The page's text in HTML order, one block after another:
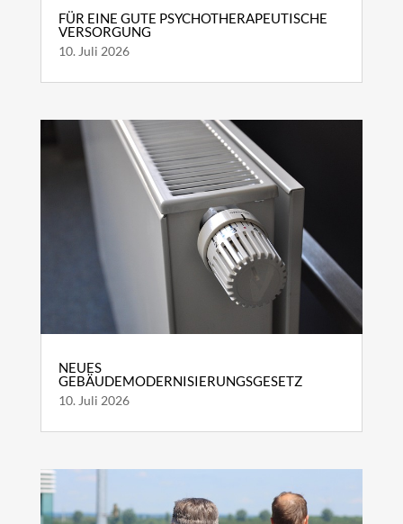
FÜR EINE GUTE PSYCHOTHERAPEUTISCHE
VERSORGUNG
10. Juli 2026
NEUES
GEBÄUDEMODERNISIERUNGSGESETZ
10. Juli 2026